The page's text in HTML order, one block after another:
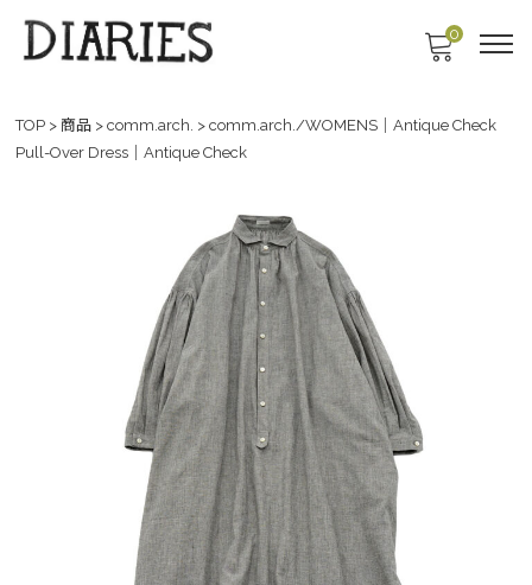
0
TOP > 商品 > comm.arch. > comm.arch./WOMENS｜Antique Check
Pull-Over Dress｜Antique Check